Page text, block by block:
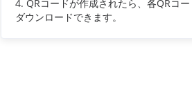
4. QRコードが作成されたら、各QRコ
ダウンロードできます。